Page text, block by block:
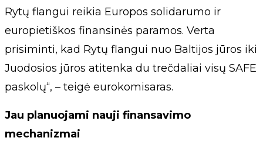
Rytų flangui reikia Europos solidarumo ir
europietiškos finansinės paramos. Verta
prisiminti, kad Rytų flangui nuo Baltijos jūros iki
Juodosios jūros atitenka du trečdaliai visų SAFE
paskolų“, – teigė eurokomisaras.
Jau planuojami nauji finansavimo
mechanizmai